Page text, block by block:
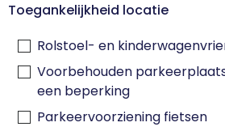
Toegankelijkheid locatie
Rolstoel- en
Voorbehouden
een beperking
Parkeervoorziening fietsen